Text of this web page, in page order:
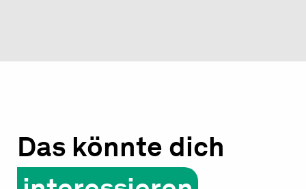
Das könnte dich